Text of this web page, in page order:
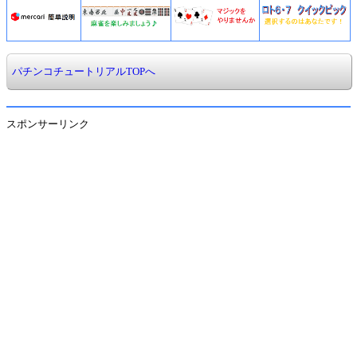
パチンコチュートリアルTOPへ
スポンサーリンク